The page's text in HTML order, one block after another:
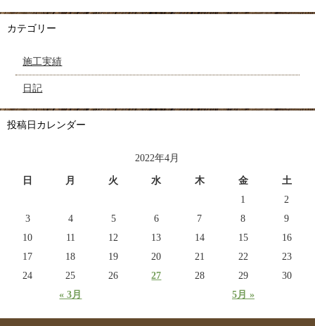
カテゴリー
施工実績
日記
投稿日カレンダー
2022年4月
日 月 火 水 木 金 土
« 3月 5月 »
1
2
3
4 5 6 7 8
9
10
11 12 13 14 15
16
17
18 19 20 21 22
23
24
25 26 27 28 29 30